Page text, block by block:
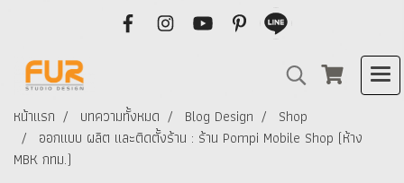
หน้าแรก บทความทั้งหมด Blog Design
Shop
ออกแบบ ผลิต และติดตั้งร้าน : ร้าน Pompi Mobile Shop (ห้าง
MBK กทม.)